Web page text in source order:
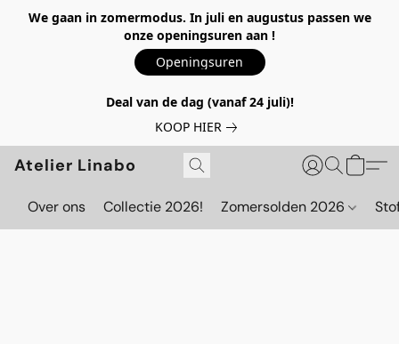
We gaan in zomermodus. In juli en augustus passen we
onze openingsuren aan !
Openingsuren
Deal van de dag (vanaf 24 juli)!
KOOP HIER
Atelier Linabo
Over ons Collectie 2026! Zomersolden 2026